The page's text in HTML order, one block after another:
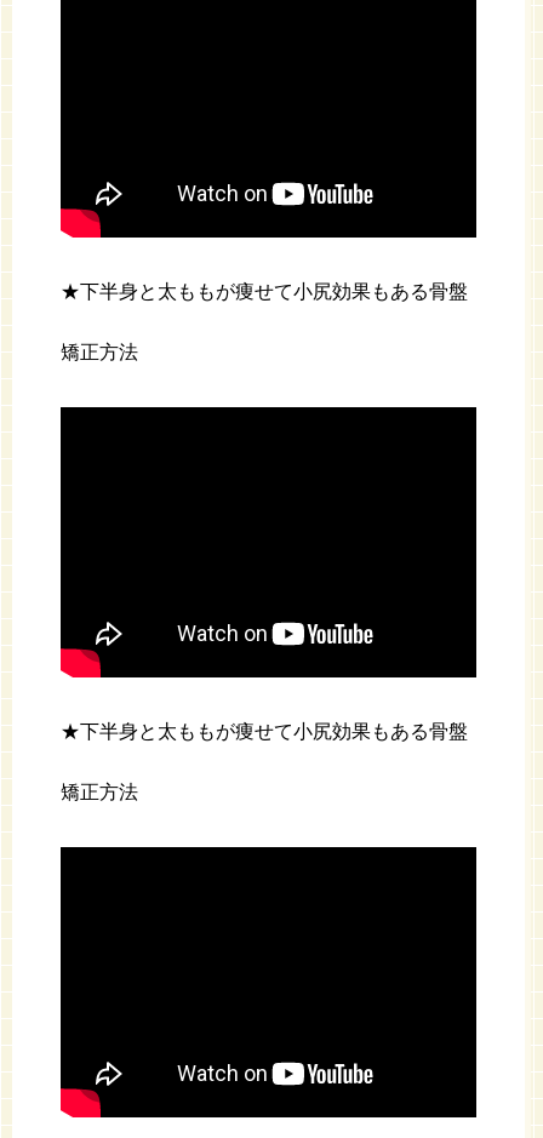
★下半身と太ももが痩せて小尻効果もある骨盤
矯正方法
★下半身と太ももが痩せて小尻効果もある骨盤
矯正方法